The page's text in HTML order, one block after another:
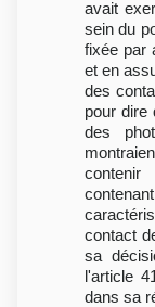
avait
sein du
fixée par
et en
des
pour dire
des
contact
sa
l'article
dans sa